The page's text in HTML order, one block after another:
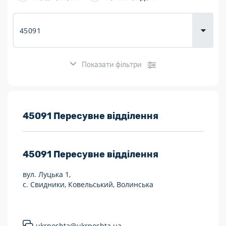
Показати фільтри
Розклад роботи:
Працюють після 19:00
Працюють у вихідні
Укрпошта Експрес/тариф «Пріоритетний»
45091 Пересувне відділення
45091 Пересувне відділення
вул. Луцька 1,
с. Свидники, Ковельський, Волинська